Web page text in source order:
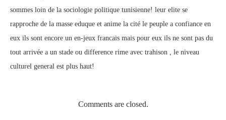
sommes loin de la sociologie politique tunisienne! leur elite se
rapproche de la masse eduque et anime la cité le peuple a confiance en
eux ils sont encore un en-jeux francais mais pour eux ils ne sont pas du
tout arrivée a un stade ou difference rime avec trahison , le niveau
culturel general est plus haut!
Comments are closed.